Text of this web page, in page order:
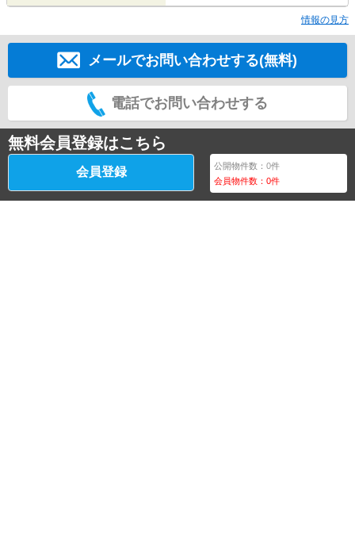
情報の見方
メールでお問い合わせする(無料)
電話でお問い合わせする
無料会員登録はこちら
会員登録 公開物件数：0件
会員物件数：0件